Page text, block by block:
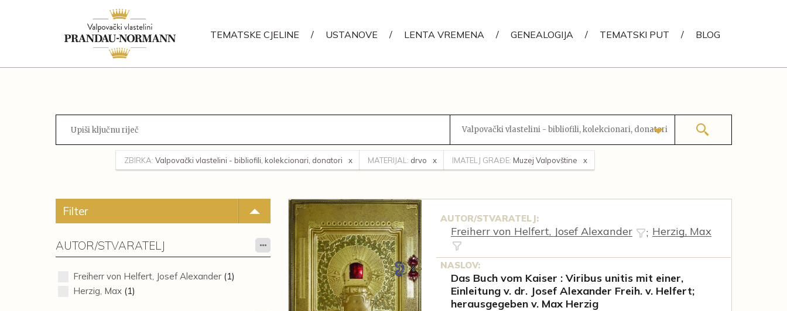
TEMATSKE CJELINE / USTANOVE / LENTA VREMENA / GENEALOGIJA / TEMATSKI PUT / BLOG
Valpovački vlastelini - bibliofili, kolekcionari, donatori
ZBIRKA: Valpovački vlastelini - bibliofili, kolekcionari, donatori MATERIJAL: drvo IMATELJ GRAĐE: Muzej Valpovštine
Filter
AUTOR/STVARATELJ
Freiherr von Helfert, Josef Alexander(1)
Herzig, Max(1)
AUTOR/STVARATELJ:
Freiherr von Helfert, Josef Alexander ; Herzig, Max
NASLOV:
Das Buch vom Kaiser : Viribus unitis mit einer,
Einleitung v. dr. Josef Alexander Freih. v. Helfert;
herausgegeben v. Max Herzig